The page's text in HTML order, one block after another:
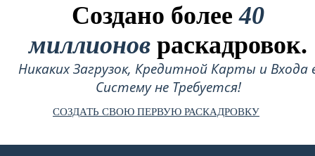
Создано более40
миллионов раскадровок.
Никаких Загрузок, Кредитной Карты и Входа
Систему не Требуется!
СОЗДАТЬ СВОЮ ПЕРВУЮ РАСКАДРОВКУ